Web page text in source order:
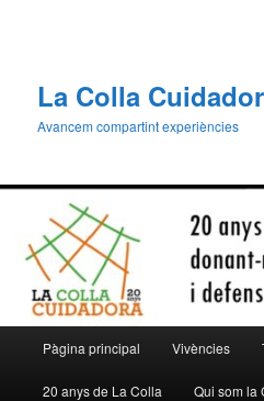
La Colla
Avancem compartint experiències
principal
Pàgina principal Vivències
20 anys de La Colla Qui som la